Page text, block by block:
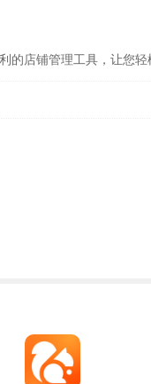
店铺管理工具，让您轻
端用手机扫描零售云